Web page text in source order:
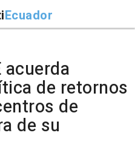
Ecuador
acuerda
de retornos
de
de su